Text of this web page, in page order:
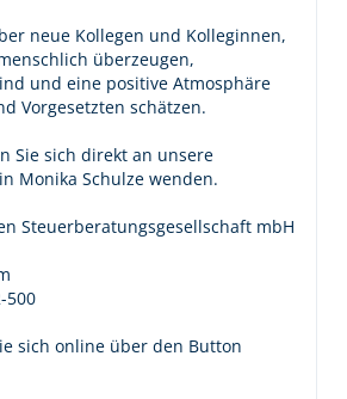
neue Kollegen und Kolleginnen,
überzeugen,
und eine positive Atmosphäre
Vorgesetzten schätzen.
Sie sich direkt an unsere
Monika Schulze wenden.
Steuerberatungsgesellschaft mbH
500
sich online über den Button